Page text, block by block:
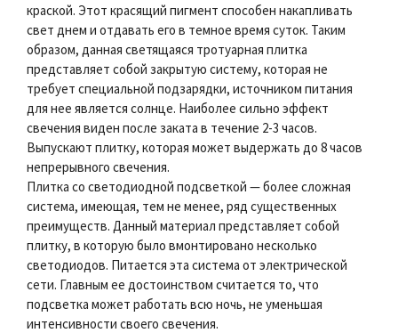
краской. Этот красящий пигмент способен накапливать
свет днем и отдавать его в темное время суток. Таким
образом, данная светящаяся тротуарная плитка
представляет собой закрытую систему, которая не
требует специальной подзарядки, источником питания
для нее является солнце. Наиболее сильно эффект
свечения виден после заката в течение 2-3 часов.
Выпускают плитку, которая может выдержать до 8 часов
непрерывного свечения.
Плитка со светодиодной подсветкой — более сложная
система, имеющая, тем не менее, ряд существенных
преимуществ. Данный материал представляет собой
плитку, в которую было вмонтировано несколько
светодиодов. Питается эта система от электрической
сети. Главным ее достоинством считается то, что
подсветка может работать всю ночь, не уменьшая
интенсивности своего свечения.